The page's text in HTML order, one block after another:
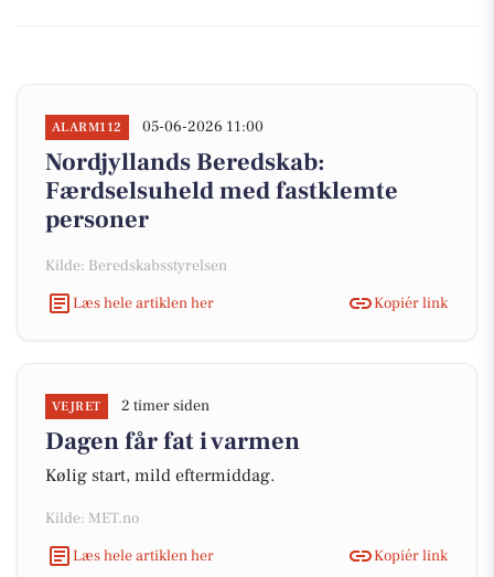
ALARM112 05-06-2026 11:00
Nordjyllands Beredskab:
Færdselsuheld med fastklemte
personer
Kilde: Beredskabsstyrelsen
Læs hele artiklen her
Kopiér link
VEJRET 2 timer siden
Dagen får fat i varmen
Kølig start, mild eftermiddag.
Kilde: MET.no
Læs hele artiklen her
Kopiér link